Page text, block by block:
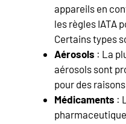
appareils en
les règles IATA
Certains types
Aérosols : La
aérosols sont
pour des
Médicaments :